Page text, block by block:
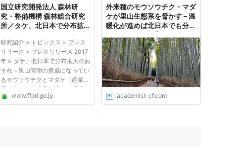
国立研究開発法人 森林研
究・整備機構 森林総合研究
所／タケ、北日本で分布拡大
なっているモウソウチクとマ
ダケ（産業管理外来種）の生
育に適した環境は温暖化で拡
大し、最大500km北上し稚
内に到達～
研究紹介 > トピックス > プレス
リリース > プレスリリース 2017
年 > タケ、北日本で分布拡大のお
それ～里山管理の脅威になってい
るモウソウチクとマダケ（産業管
理外来種）の生育に適した環境は
温暖化で拡大し、最大500km北
www.ffpri.go.jp
外来種のモウソウチク・マダ
ケが里山生態系を脅かす – 温
暖化が進めば北日本でも分布
Journal
academist-cf.com